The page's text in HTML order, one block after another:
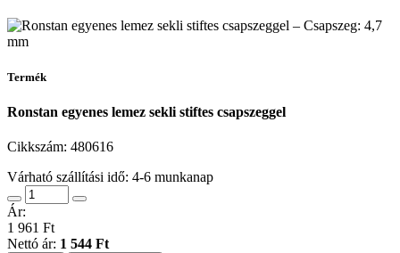
Termék
Ronstan egyenes lemez sekli stiftes csapszeggel
Cikkszám: 480616
Várható szállítási idő: 4-6 munkanap
Ár:
1 961 Ft
Nettó ár: 1 544 Ft